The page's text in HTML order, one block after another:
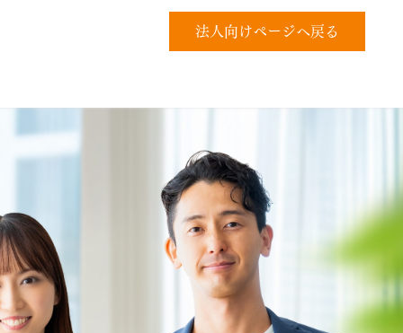
法人向けページへ戻る